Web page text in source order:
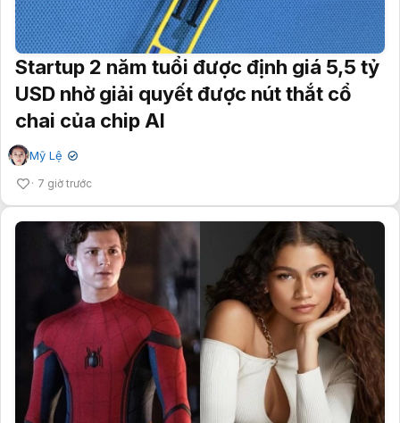
Startup 2 năm tuổi được định giá 5,5 tỷ
USD nhờ giải quyết được nút thắt cổ
chai của chip AI
Mỹ Lệ ✔
7 giờ trước